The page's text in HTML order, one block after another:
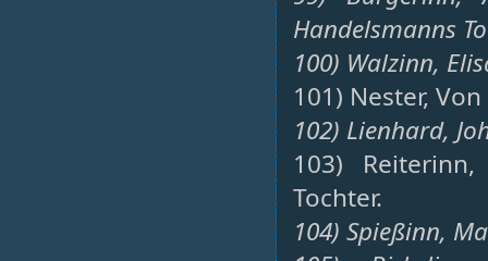
Handelsmanns
100) Walzinn,
101) Nester,
102) Lienhard,
103)
Tochter.
104) Spießinn,